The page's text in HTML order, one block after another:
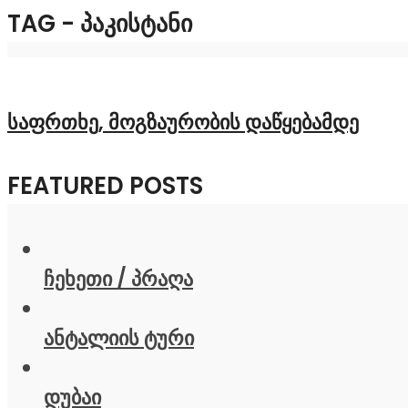
TAG - ᲞᲐᲙᲘᲡᲢᲐᲜᲘ
საფრთხე, მოგზაურობის დაწყებამდე
FEATURED POSTS
ჩეხეთი / პრაღა
ანტალიის ტური
დუბაი